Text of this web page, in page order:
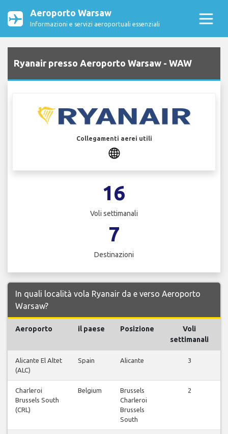
Aeroporto Warsaw
Informazioni e servizi aeroportuali essenziali
Ryanair presso Aeroporto Warsaw - WAW
Collegamenti aerei utili
16
Voli settimanali
7
Destinazioni
In quali località vola Ryanair da e verso Aeroporto
Warsaw?
Aeroporto il paese Posizione
Voli
settimanali
Alicante El Altet
(ALC)
Spain Alicante 3
Charleroi
Brussels South
(CRL)
Belgium
Brussels
Charleroi
Brussels
South
2